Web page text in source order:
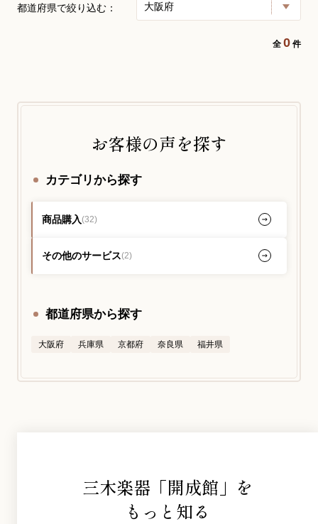
お問い合わせフォーム
三木楽器 開成館
大阪府大阪市中央区北久宝寺町3丁目3−4
ピアノ弾き比べ、過去のコンサートな
都道府県で絞り込む： 大阪府
全0 件
お客様の声を探す
カテゴリから探す
商品購入(32)
その他のサービス(2)
都道府県から探す
大阪府 兵庫県 京都府 奈良県 福井県
三木楽器「開成館」を
もっと知る